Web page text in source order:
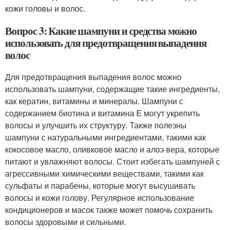
кожи головы и волос.
Вопрос 3: Какие шампуни и средства можно
использовать для предотвращения выпадения
волос
Для предотвращения выпадения волос можно
использовать шампуни, содержащие такие ингредиенты,
как кератин, витамины и минералы. Шампуни с
содержанием биотина и витамина E могут укрепить
волосы и улучшить их структуру. Также полезны
шампуни с натуральными ингредиентами, такими как
кокосовое масло, оливковое масло и алоэ вера, которые
питают и увлажняют волосы. Стоит избегать шампуней с
агрессивными химическими веществами, такими как
сульфаты и парабены, которые могут высушивать
волосы и кожи голову. Регулярное использование
кондиционеров и масок также может помочь сохранить
волосы здоровыми и сильными.